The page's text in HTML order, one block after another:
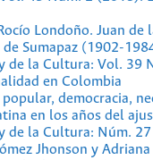
Rocío Londoño. Juan de
Sumapaz (1902-
de la Cultura: Vol. 39
en Colombia
popular, democracia,
en los años del
de la Cultura: Núm.
Jhonson y